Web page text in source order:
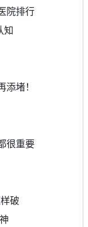
院排行
知
堵！
很重要
破